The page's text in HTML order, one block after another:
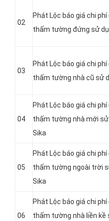
02
Phát Lộc báo giá chi phí
thấm tường đứng sử
03
Phát Lộc báo giá chi phí
thấm tường nhà cũ sử
04
Phát Lộc báo giá chi phí
thấm tường nhà mới sử
Sika
05
Phát Lộc báo giá chi phí
thấm tường ngoài trời
Sika
06
Phát Lộc báo giá chi phí
thấm tường nhà liền kề